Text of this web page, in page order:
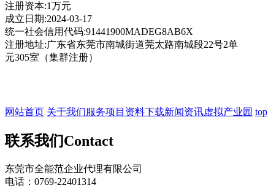
注册资本:1万元
成立日期:2024-03-17
统一社会信用代码:91441900MADEG8AB6X
注册地址:广东省东莞市南城街道莞太路南城段22号2单
元305室（集群注册）
网站首页 关于我们服务项目 资料下载新闻资讯虚拟产业园 top
联系我们Contact
东莞市全能范企业代理有限公司
电话：0769-22401314